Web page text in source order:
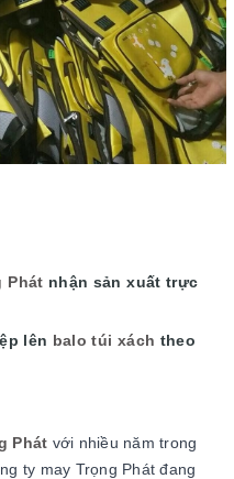
Phát nhận sản xuất trực
lên balo túi xách theo
Phát với nhiều năm trong
ty may Trọng Phát đang